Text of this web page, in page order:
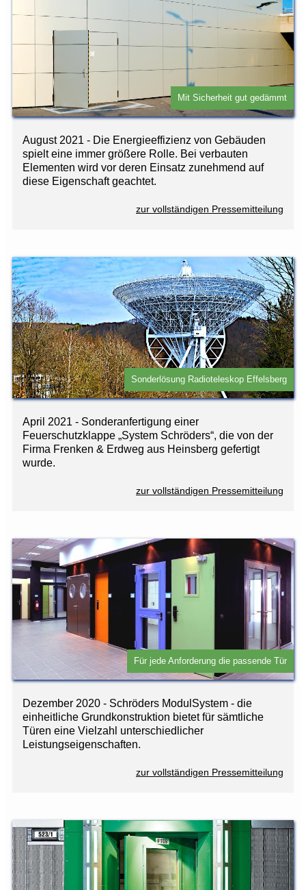
Mit Sicherheit gut gedämmt
August 2021 - Die Energieeffizienz von Gebäuden
spielt eine immer größere Rolle. Bei verbauten
Elementen wird vor deren Einsatz zunehmend auf
diese Eigenschaft geachtet.
zur vollständigen Pressemitteilung
Sonderlösung Radioteleskop Effelsberg
April 2021 - Sonderanfertigung einer
Feuerschutzklappe „System Schröders“, die von der
Firma Frenken & Erdweg aus Heinsberg gefertigt
wurde.
zur vollständigen Pressemitteilung
Für jede Anforderung die passende Tür
Dezember 2020 - Schröders ModulSystem - die
einheitliche Grundkonstruktion bietet für sämtliche
Türen eine Vielzahl unterschiedlicher
Leistungseigenschaften.
zur vollständigen Pressemitteilung